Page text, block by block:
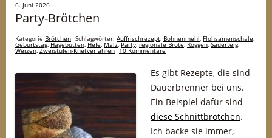
6. Juni 2026
Party-Brötchen
Kategorie Brötchen Schlagwörter: Auffrischrezept, Bohnenmehl, Flohsamenschale,
Geburtstag,Hagebutten, Hefe, Malz,Party,regionale Brote,Roggen,Sauerteig,
Weizen,Zweistufen-Knetverfahren 10 Kommentare
Es gibt Rezepte, die sind
Dauerbrenner bei uns.
Ein Beispiel dafür sind
diese Schnittbrötchen.
Ich backe sie immer,